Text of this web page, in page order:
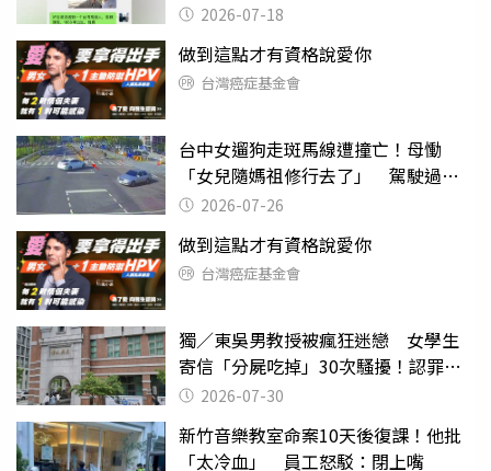
2026-07-18
做到這點才有資格說愛你
台灣癌症基金會
台中女遛狗走斑馬線遭撞亡！母慟
「女兒隨媽祖修行去了」 駕駛過失
致死判9月
2026-07-26
做到這點才有資格說愛你
台灣癌症基金會
獨／東吳男教授被瘋狂迷戀 女學生
寄信「分屍吃掉」30次騷擾！認罪免
關 2026-07-30
新竹音樂教室命案10天後復課！他批
「太冷血」 員工怒駁：閉上嘴